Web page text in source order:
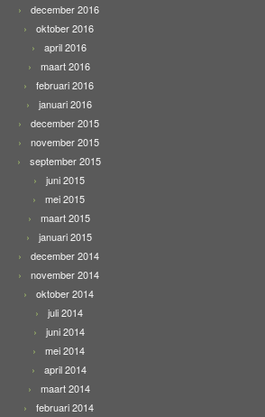
december 2016
oktober 2016
april 2016
maart 2016
februari 2016
januari 2016
december 2015
november 2015
september 2015
juni 2015
mei 2015
maart 2015
januari 2015
december 2014
november 2014
oktober 2014
juli 2014
juni 2014
mei 2014
april 2014
maart 2014
februari 2014